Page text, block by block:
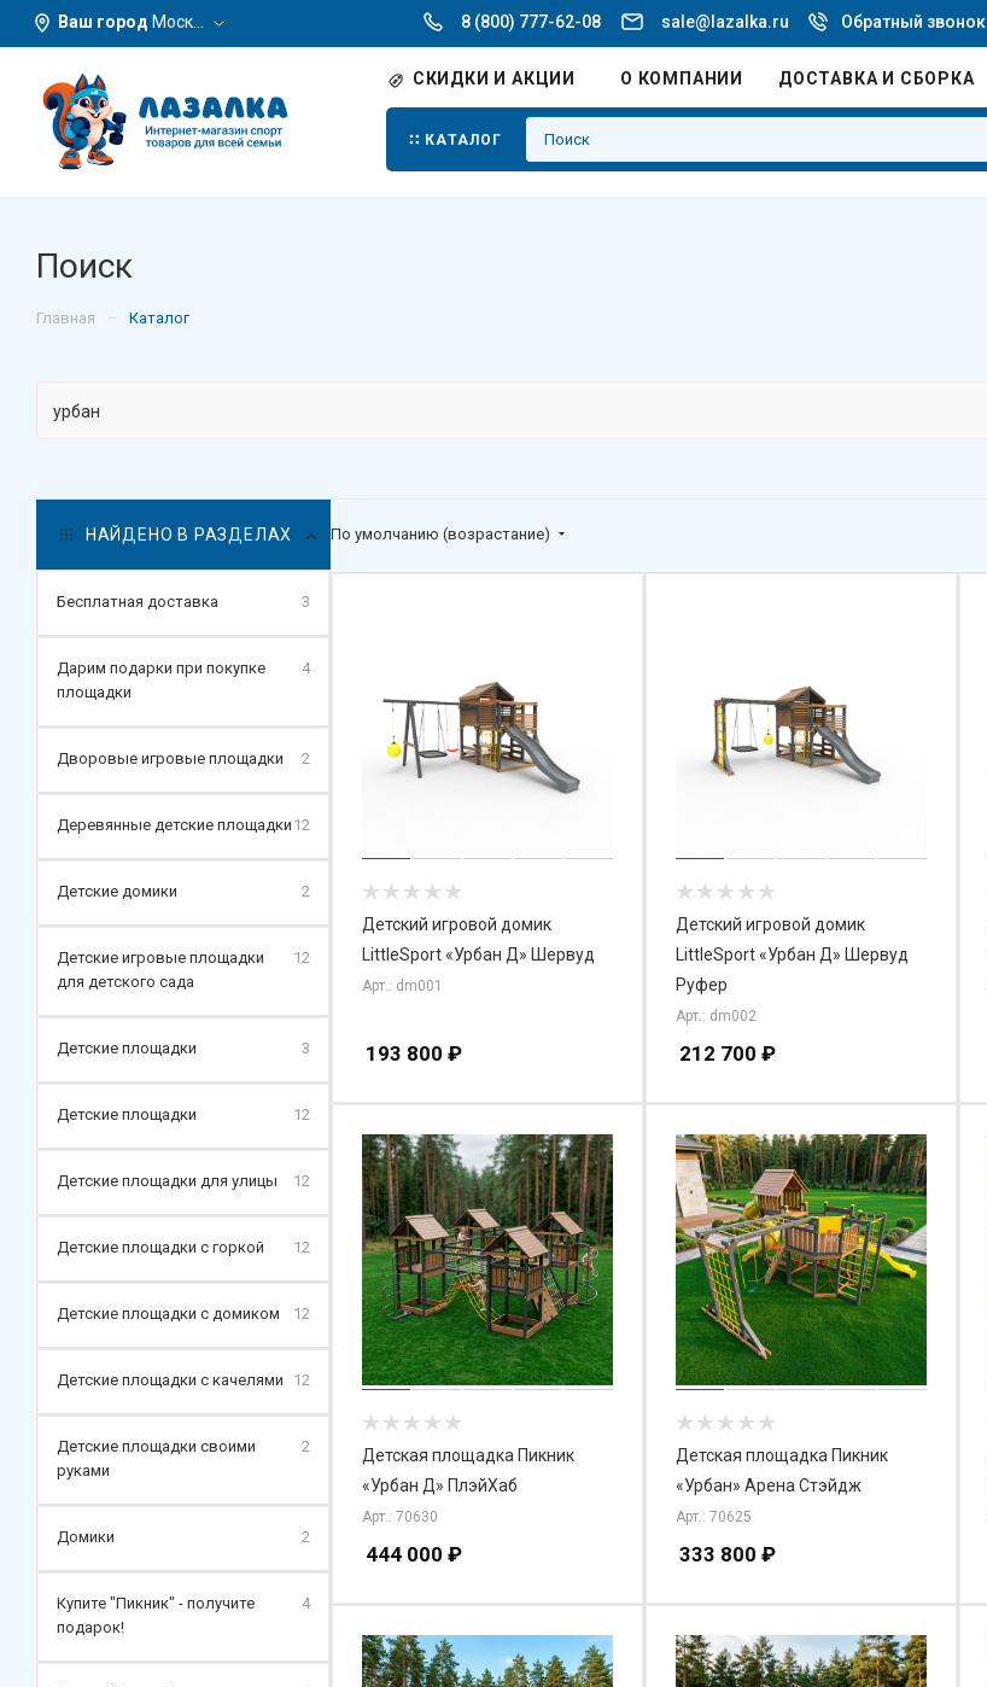
Ваш город Москва 8 (800) 777-62-08 sale@lazalka.ru Обратный звонок
СКИДКИ И АКЦИИ О КОМПАНИИ ДОСТАВКА И СБОРКА
КАТАЛОГ
Поиск
Главная – Каталог
По умолчанию (возрастание)
Детский игровой домик
LittleSport «Урбан Д» Шервуд
Арт.: dm001
193 800 ₽
Детский игровой домик
LittleSport «Урбан Д» Шервуд
Руфер
Арт.: dm002
212 700 ₽
Детская площадка Пикник
«Урбан Д» ПлэйХаб
Арт.: 70630
444 000 ₽
Детская площадка Пикник
«Урбан» Арена Стэйдж
Арт.: 70625
333 800 ₽
НАЙДЕНО В РАЗДЕЛАХ
Бесплатная доставка 3
Дарим подарки при покупке
площадки
4
Дворовые игровые площадки 2
Деревянные детские площадки 12
Детские домики 2
Детские игровые площадки
для детского сада
12
Детские площадки 3
Детские площадки 12
Детские площадки для улицы 12
Детские площадки с горкой 12
Детские площадки с домиком 12
Детские площадки с качелями 12
Детские площадки своими
руками
2
Домики 2
Купите "Пикник" - получите
подарок!
4